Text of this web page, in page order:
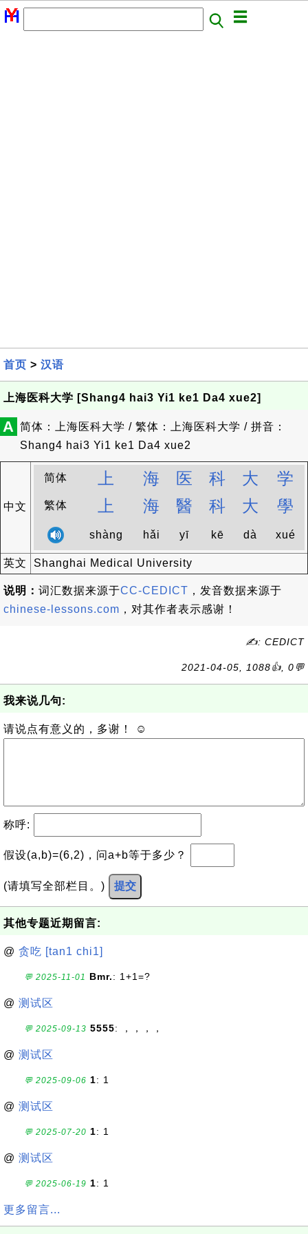
首页 > 汉语
上海医科大学 [Shang4 hai3 Yi1 ke1 Da4 xue2]
A 简体：上海医科大学 / 繁体：上海医科大学 / 拼音：
Shang4 hai3 Yi1 ke1 Da4 xue2
中文
简体 上 海 医 科 大 学
繁体 上 海 醫 科 大 學
shàng hǎi yī kē dà xué
英文 Shanghai Medical University
说明： 词汇数据来源于CC-CEDICT ，发音数据来源于
chinese-lessons.com ，对其作者表示感谢！
✍: CEDICT
2021-04-05, 1088👍, 0💬
我来说几句:
请说点有意义的，多谢！ ☺
称呼:
假设(a,b)=(6,2)，问a+b等于多少？
(请填写全部栏目。) 提交
其他专题近期留言:
@ 贪吃 [tan1 chi1]
💬 2025-11-01 Bmr.: 1+1=?
@ 测试区
💬 2025-09-13 5555: ，，，，
@ 测试区
💬 2025-09-06 1: 1
@ 测试区
💬 2025-07-20 1: 1
@ 测试区
💬 2025-06-19 1: 1
更多留言...